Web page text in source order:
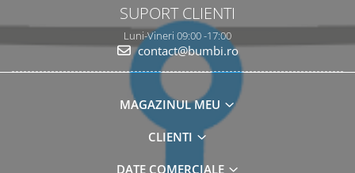
SUPORT CLIENTI
Luni-Vineri 09:00 -17:00
contact@bumbi.ro
MAGAZINUL MEU
CLIENTI
DATE COMERCIALE